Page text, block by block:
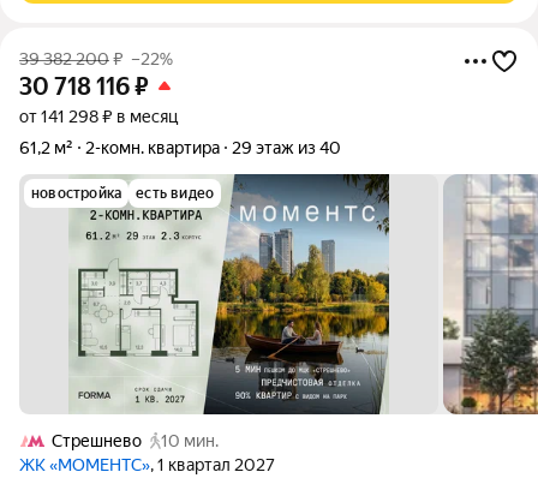
39 382 200₽ –22%
30 718 116₽
от 141 298 ₽ в месяц
61,2 м²
2-комн. квартира 29 этаж из 40
новостройка есть видео
Стрешнево
10 мин.
ЖК «МОМЕНТС», 1 квартал 2027